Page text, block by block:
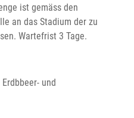
ist gemäss den
an das Stadium der zu
Wartefrist 3 Tage.
und